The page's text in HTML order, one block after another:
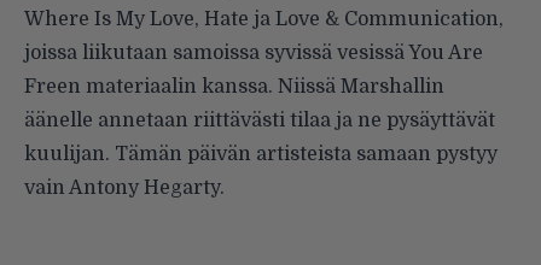
Where Is My Love, Hate ja Love & Communication,
joissa liikutaan samoissa syvissä vesissä You Are
Freen materiaalin kanssa. Niissä Marshallin
äänelle annetaan riittävästi tilaa ja ne pysäyttävät
kuulijan. Tämän päivän artisteista samaan pystyy
vain Antony Hegarty.